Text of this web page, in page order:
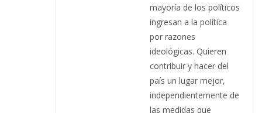
mayoría de los políticos
ingresan a la política
por razones
ideológicas. Quieren
contribuir y hacer del
país un lugar mejor,
independientemente de
las medidas que